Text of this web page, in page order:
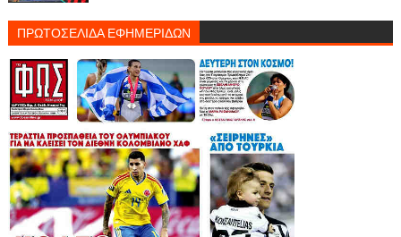
ΠΡΩΤΟΣΕΛΙΔΑ ΕΦΗΜΕΡΙΔΩΝ